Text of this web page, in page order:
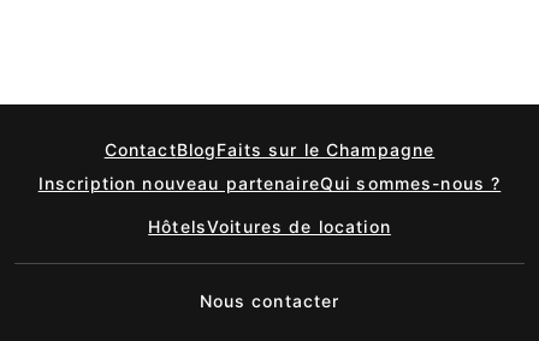
ContactBlogFaits sur le Champagne
Inscription nouveau partenaireQui sommes-nous ?
HôtelsVoitures de location
Nous contacter